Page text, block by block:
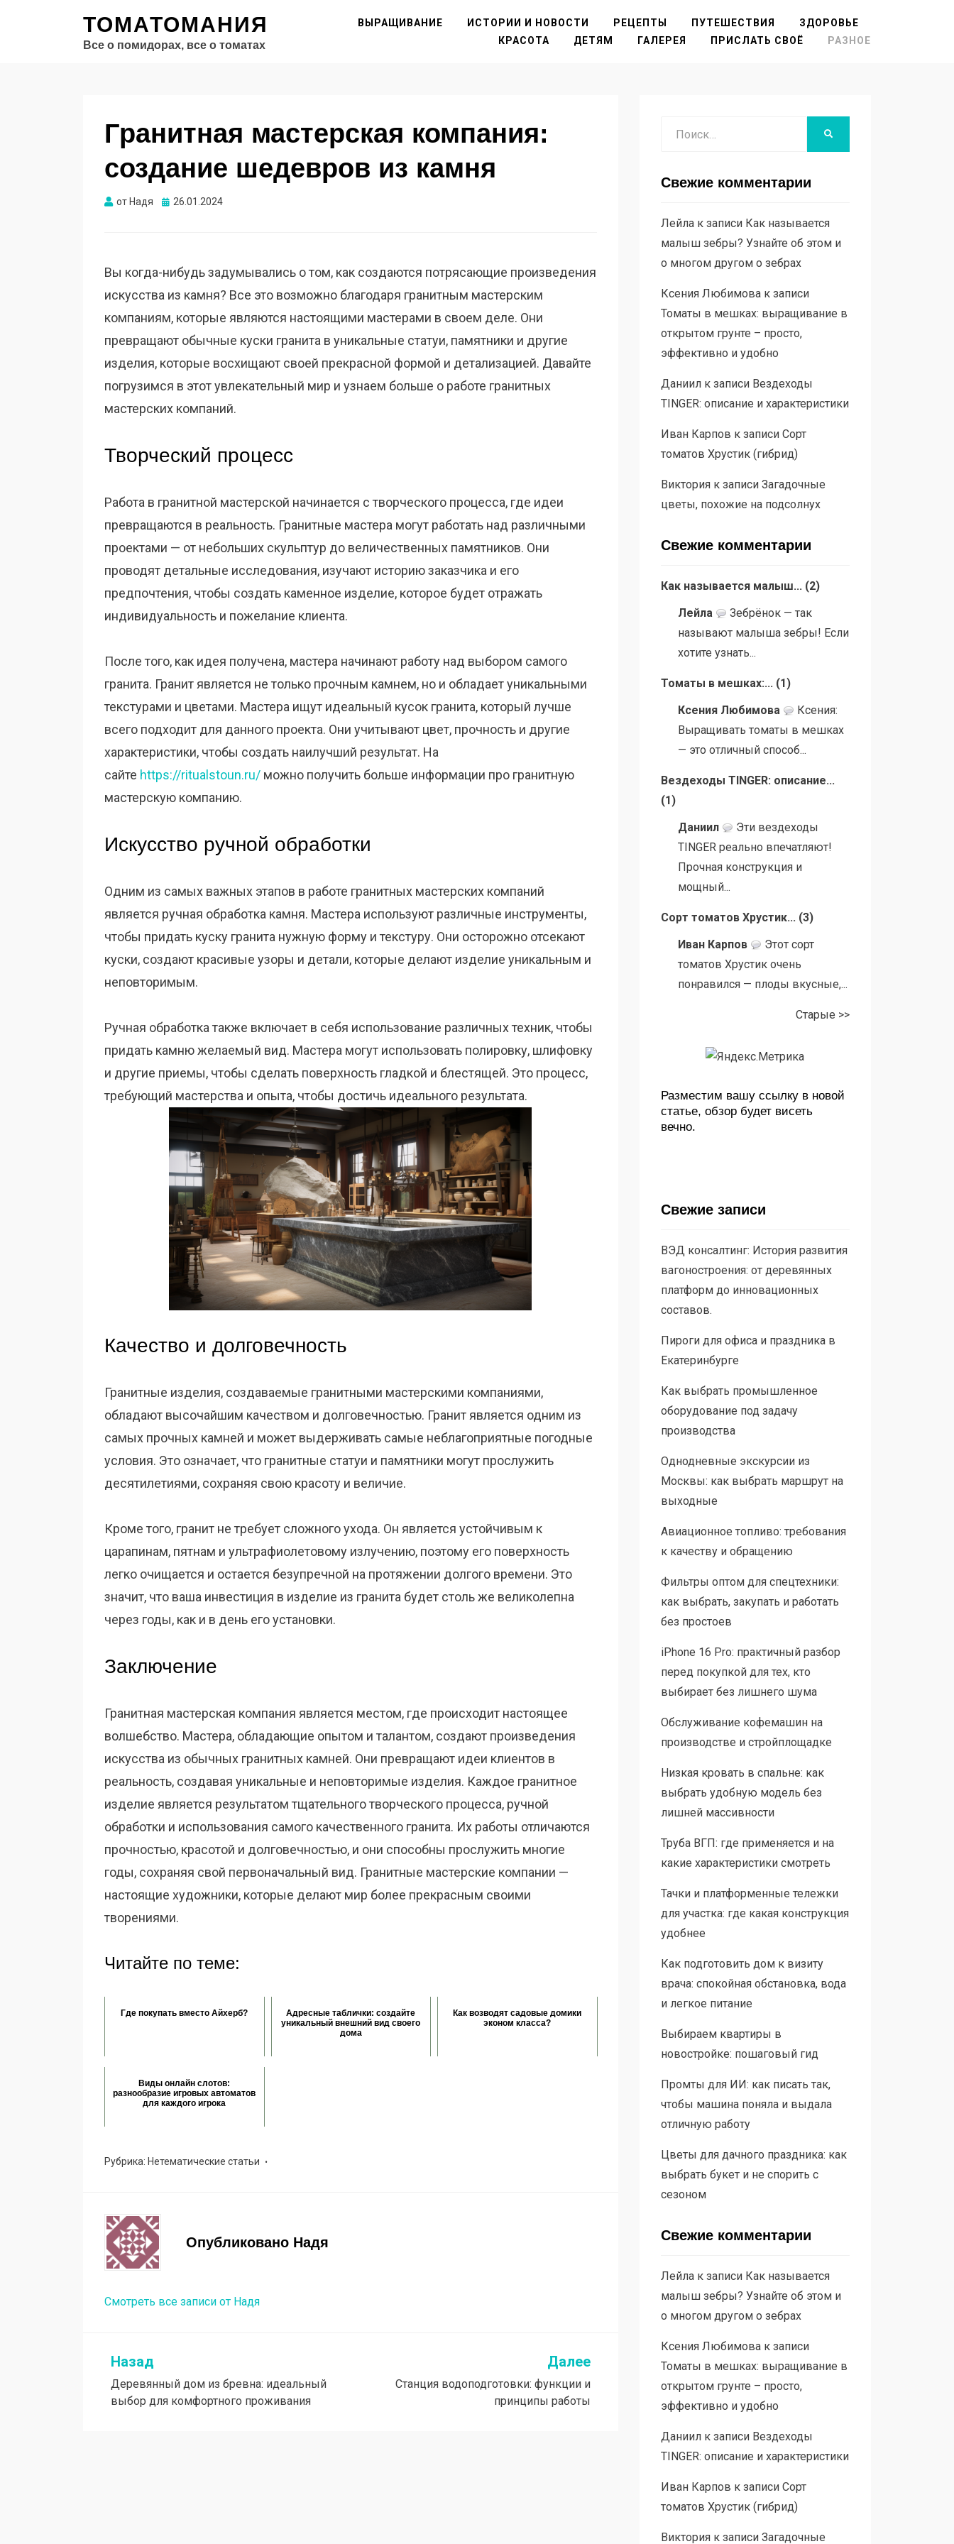
ТОМАТОМАНИЯ
Все о помидорах, все о томатах
ВЫРАЩИВАНИЕ ИСТОРИИ И НОВОСТИ РЕЦЕПТЫ ПУТЕШЕСТВИЯ
ЗДОРОВЬЕ
КРАСОТА
ДЕТЯМ ГАЛЕРЕЯ ПРИСЛАТЬ СВОЁ РАЗНОЕ
Гранитная мастерская компания:
создание шедевров из камня
от Надя Опубликовано
26.01.2024
Вы когда-нибудь задумывались о том, как создаются потрясающие произведения
искусства из камня? Все это возможно благодаря гранитным мастерским
компаниям, которые являются настоящими мастерами в своем деле. Они
превращают обычные куски гранита в уникальные статуи, памятники и другие
изделия, которые восхищают своей прекрасной формой и детализацией. Давайте
погрузимся в этот увлекательный мир и узнаем больше о работе гранитных
мастерских компаний.
Творческий процесс
Работа в гранитной мастерской начинается с творческого процесса, где идеи
превращаются в реальность. Гранитные мастера могут работать над различными
проектами — от небольших скульптур до величественных памятников. Они
проводят детальные исследования, изучают историю заказчика и его
предпочтения, чтобы создать каменное изделие, которое будет отражать
индивидуальность и пожелание клиента.
После того, как идея получена, мастера начинают работу над выбором самого
гранита. Гранит является не только прочным камнем, но и обладает уникальными
текстурами и цветами. Мастера ищут идеальный кусок гранита, который лучше
всего подходит для данного проекта. Они учитывают цвет, прочность и другие
характеристики, чтобы создать наилучший результат. На
сайте https://ritualstoun.ru/ можно получить больше информации про гранитную
мастерскую компанию.
Искусство ручной обработки
Одним из самых важных этапов в работе гранитных мастерских компаний
является ручная обработка камня. Мастера используют различные инструменты,
чтобы придать куску гранита нужную форму и текстуру. Они осторожно отсекают
куски, создают красивые узоры и детали, которые делают изделие уникальным и
неповторимым.
Ручная обработка также включает в себя использование различных техник, чтобы
придать камню желаемый вид. Мастера могут использовать полировку, шлифовку
и другие приемы, чтобы сделать поверхность гладкой и блестящей. Это процесс,
требующий мастерства и опыта, чтобы достичь идеального результата.
Качество и долговечность
Гранитные изделия, создаваемые гранитными мастерскими компаниями,
обладают высочайшим качеством и долговечностью. Гранит является одним из
самых прочных камней и может выдерживать самые неблагоприятные погодные
условия. Это означает, что гранитные статуи и памятники могут прослужить
десятилетиями, сохраняя свою красоту и величие.
Кроме того, гранит не требует сложного ухода. Он является устойчивым к
царапинам, пятнам и ультрафиолетовому излучению, поэтому его поверхность
легко очищается и остается безупречной на протяжении долгого времени. Это
значит, что ваша инвестиция в изделие из гранита будет столь же великолепна
через годы, как и в день его установки.
Заключение
Гранитная мастерская компания является местом, где происходит настоящее
волшебство. Мастера, обладающие опытом и талантом, создают произведения
искусства из обычных гранитных камней. Они превращают идеи клиентов в
реальность, создавая уникальные и неповторимые изделия. Каждое гранитное
изделие является результатом тщательного творческого процесса, ручной
обработки и использования самого качественного гранита. Их работы отличаются
прочностью, красотой и долговечностью, и они способны прослужить многие
годы, сохраняя свой первоначальный вид. Гранитные мастерские компании —
настоящие художники, которые делают мир более прекрасным своими
творениями.
Читайте по теме:
Где покупать вместо Айхерб?
Адресные таблички: создайте
уникальный внешний вид своего
дома
Как возводят садовые домики
эконом класса?
Виды онлайн слотов:
разнообразие игровых автоматов
для каждого игрока
Рубрика: Нетематические статьи
Опубликовано Надя
Смотреть все записи от Надя
Навигация
по
Назад
Деревянный дом из бревна: идеальный
выбор для комфортного проживания
Далее
Станция водоподготовки: функции и
принципы работы
Свежие комментарии
Лейлак записи Как называется
малыш зебры? Узнайте об этом и
о многом другом о зебрах
Ксения Любимовак записи
Томаты в мешках: выращивание в
открытом грунте – просто,
эффективно и удобно
Даниилк записи Вездеходы
TINGER: описание и характеристики
Иван Карпов к записи Сорт
томатов Хрустик (гибрид)
Викторияк записи Загадочные
цветы, похожие на подсолнух
Свежие комментарии
Как называется малыш... (2)
Лейла
Зебрёнок — так
называют малыша зебры! Если
хотите узнать...
Томаты в мешках:... (1)
Ксения Любимова
Ксения:
Выращивать томаты в мешках
— это отличный способ...
Вездеходы TINGER: описание...
(1)
Даниил
Эти вездеходы
TINGER реально впечатляют!
Прочная конструкция и
мощный...
Сорт томатов Хрустик... (3)
Иван Карпов
Этот сорт
томатов Хрустик очень
понравился — плоды вкусные,...
Старые >>
Разместим вашу ссылку в новой
статье, обзор будет висеть
вечно.
Свежие записи
ВЭД консалтинг: История развития
вагоностроения: от деревянных
платформ до инновационных
составов.
Пироги для офиса и праздника в
Екатеринбурге
Как выбрать промышленное
оборудование под задачу
производства
Однодневные экскурсии из
Москвы: как выбрать маршрут на
выходные
Авиационное топливо: требования
к качеству и обращению
Фильтры оптом для спецтехники:
как выбрать, закупать и работать
без простоев
iPhone 16 Pro: практичный разбор
перед покупкой для тех, кто
выбирает без лишнего шума
Обслуживание кофемашин на
производстве и стройплощадке
Низкая кровать в спальне: как
выбрать удобную модель без
лишней массивности
Труба ВГП: где применяется и на
какие характеристики смотреть
Тачки и платформенные тележки
для участка: где какая конструкция
удобнее
Как подготовить дом к визиту
врача: спокойная обстановка, вода
и легкое питание
Выбираем квартиры в
новостройке: пошаговый гид
Промты для ИИ: как писать так,
чтобы машина поняла и выдала
отличную работу
Цветы для дачного праздника: как
выбрать букет и не спорить с
сезоном
Свежие комментарии
Лейлак записи Как называется
малыш зебры? Узнайте об этом и
о многом другом о зебрах
Ксения Любимовак записи
Томаты в мешках: выращивание в
открытом грунте – просто,
эффективно и удобно
Даниилк записи Вездеходы
TINGER: описание и характеристики
Иван Карпов к записи Сорт
томатов Хрустик (гибрид)
Викторияк записи Загадочные